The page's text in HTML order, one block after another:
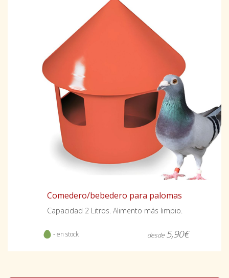
Comedero/bebedero para palomas
Capacidad 2 Litros. Alimento más limpio.
- en stock desde 5,90€